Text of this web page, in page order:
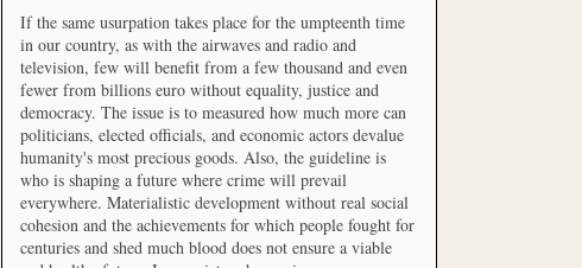
If the same usurpation takes place for the umpteenth time
in our country, as with the airwaves and radio and
television, few will benefit from a few thousand and even
fewer from billions euro without equality, justice and
democracy. The issue is to measured how much more can
politicians, elected officials, and economic actors devalue
humanity's most precious goods. Also, the guideline is
who is shaping a future where crime will prevail
everywhere. Materialistic development without real social
cohesion and the achievements for which people fought for
centuries and shed much blood does not ensure a viable